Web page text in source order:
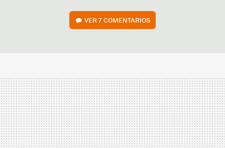
VER7 COMENTARIOS